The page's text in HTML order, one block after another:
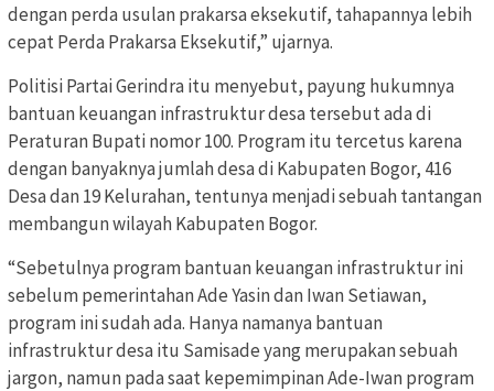
dengan perda usulan prakarsa eksekutif, tahapannya lebih
cepat Perda Prakarsa Eksekutif,” ujarnya.
Politisi Partai Gerindra itu menyebut, payung hukumnya
bantuan keuangan infrastruktur desa tersebut ada di
Peraturan Bupati nomor 100. Program itu tercetus karena
dengan banyaknya jumlah desa di Kabupaten Bogor, 416
Desa dan 19 Kelurahan, tentunya menjadi sebuah tantangan
membangun wilayah Kabupaten Bogor.
“Sebetulnya program bantuan keuangan infrastruktur ini
sebelum pemerintahan Ade Yasin dan Iwan Setiawan,
program ini sudah ada. Hanya namanya bantuan
infrastruktur desa itu Samisade yang merupakan sebuah
jargon, namun pada saat kepemimpinan Ade-Iwan program